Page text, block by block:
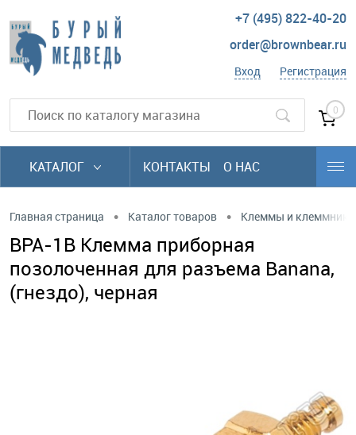
+7 (495) 822-40-20
order@brownbear.ru
Вход Регистрация
0
КАТАЛОГ КОНТАКТЫ О НАС
Главная страница • Каталог товаров • Клеммы и клеммники
BPA-1B Клемма приборная
позолоченная для разъема Banana,
(гнездо), черная